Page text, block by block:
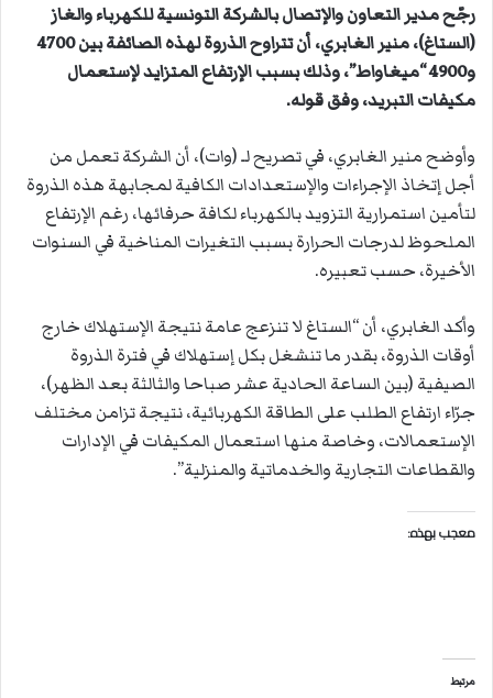
ي
ا
رجّح مدير التعاون والإتصال بالشركة التونسية للكهرباء والغاز
(الستاغ)، منير الغابري، أن تتراوح الذروة لهذه الصائفة بين 4700
و4900 “ميغاواط”، وذلك بسبب الإرتفاع المتزايد لإستعمال
مكيفات التبريد، وفق قوله.
وأوضح منير الغابري، في تصريح لـ (وات)، أن الشركة تعمل من
أجل إتخاذ الإجراءات والإستعدادات الكافية لمجابهة هذه الذروة
لتأمين استمرارية التزويد بالكهرباء لكافة حرفائها، رغم الإرتفاع
الملحوظ لدرجات الحرارة بسبب التغيرات المناخية في السنوات
الأخيرة، حسب تعبيره.
وأكد الغابري، أن “الستاغ لا تنزعج عامة نتيجة الإستهلاك خارج
أوقات الذروة، بقدر ما تنشغل بكل إستهلاك في فترة الذروة
الصيفية (بين الساعة الحادية عشر صباحا والثالثة بعد الظهر)،
جرّاء ارتفاع الطلب على الطاقة الكهربائية، نتيجة تزامن مختلف
الإستعمالات، وخاصة منها استعمال المكيفات في الإدارات
والقطاعات التجارية والخدماتية والمنزلية”.
معجب بهذه:
مرتبط